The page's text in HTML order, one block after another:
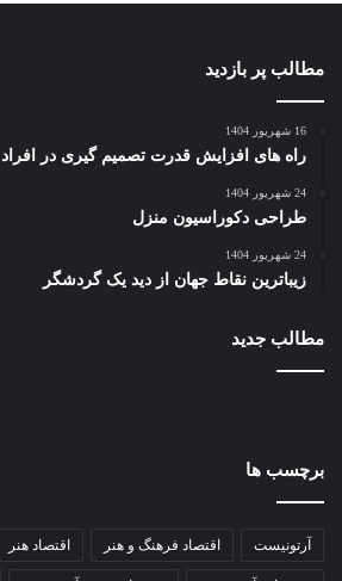
مطالب پر بازدید
16 شهریور 1404
راه های افزایش قدرت تصمیم گیری در افراد
24 شهریور 1404
طراحی دکوراسیون منزل
24 شهریور 1404
زیباترین نقاط جهان از دید یک گردشگر
مطالب جدید
برچسب ها
آرتونیست اقتصاد فرهنگ و هنر اقتصاد هنر